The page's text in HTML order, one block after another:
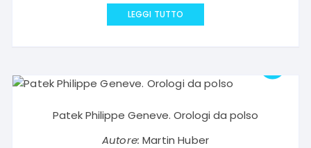
LEGGI TUTTO
Patek Philippe Geneve. Orologi da polso
Autore: Martin Huber